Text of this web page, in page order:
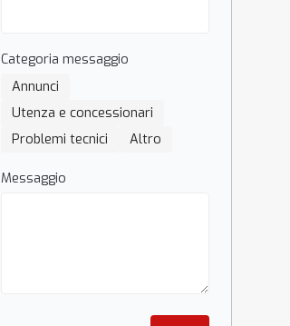
Categoria messaggio
Annunci
Utenza e concessionari
Problemi tecnici
Altro
Messaggio